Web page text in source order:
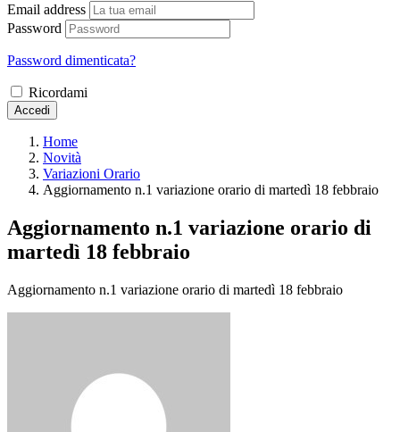
Email address
Password
Password dimenticata?
Ricordami
Accedi
Home
Novità
Variazioni Orario
Aggiornamento n.1 variazione orario di martedì 18 febbraio
Aggiornamento n.1 variazione orario di
martedì 18 febbraio
Aggiornamento n.1 variazione orario di martedì 18 febbraio